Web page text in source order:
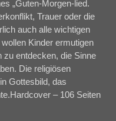
„Guten-Morgen-lied.
Trauer oder die
auch alle wichtigen
Kinder ermutigen
zu entdecken, die Sinne
Die religiösen
Gottesbild, das
– 106 Seiten